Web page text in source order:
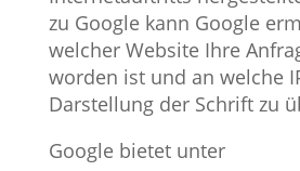
zu Google kann Google
welcher Website Ihre
worden ist und an welche
Darstellung der Schrift zu
Google bietet unter